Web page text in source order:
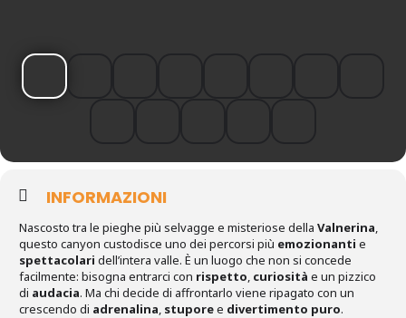
INFORMAZIONI
Nascosto tra le pieghe più selvagge e misteriose della Valnerina,
questo canyon custodisce uno dei percorsi più emozionanti e
spettacolari dell’intera valle. È un luogo che non si concede
facilmente: bisogna entrarci con rispetto, curiosità e un pizzico
di audacia. Ma chi decide di affrontarlo viene ripagato con un
crescendo di adrenalina, stuporee divertimento puro.